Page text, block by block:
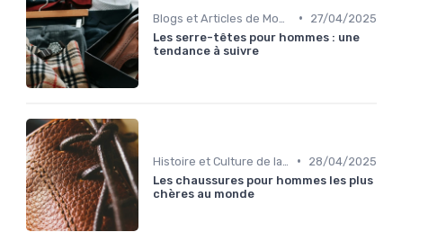
•
27/04/2025
Les serre-têtes pour hommes : une
tendance à suivre
•
28/04/2025
Les chaussures pour hommes les plus
chères au monde